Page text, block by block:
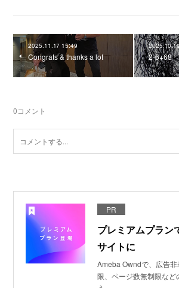
2025.11.17 15:49
Congrats & thanks a lot 2-6+68
0コメント
PR
プレミアムプラン
サイトに
Ameba Owndで、広告
限、ページ数無制限など